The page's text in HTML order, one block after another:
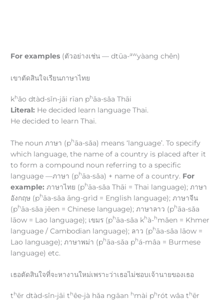
For examples (ตัวอย่างเช่น — dtūa-awyàang chên)
เขาตัดสินใจเรียนภาษาไทย
khǎo dtàd-sǐn-jāi rīan phāa-sǎa Thāi
Literal: He decided learn language Thai.
He decided to learn Thai.
The noun ภาษา (phāa-sǎa) means ‘language’. To specify
which language, the name of a country is placed after it
to form a compound noun referring to a specific
language —ภาษา (phāa-sǎa) + name of a country. For
example: ภาษาไทย (phāa-sǎa Thāi = Thai language); ภาษา
อังกฤษ (phāa-sǎa āng-grìd = English language); ภาษาจีน
(phāa-sǎa jēen = Chinese language); ภาษาลาว (phāa-sǎa
lāow = Lao language); เขมร (phāa-sǎa khà-hmǎen = Khmer
language / Cambodian language); ลาว (phāa-sǎa lāow =
Lao language); ภาษาพม่า (phāa-sǎa phá-mâa = Burmese
language) etc.
เธอตัดสินใจที่จะหางานใหม่เพราะว่าเธอไม่ชอบเจ้านายของเธอ
thēr dtàd-sǐn-jāi thêe-jà hǎa ngāan hmài phrót wâa thēr